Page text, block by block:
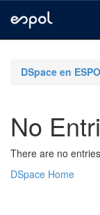
navigationDSpace en
No
There are no
DSpace Home